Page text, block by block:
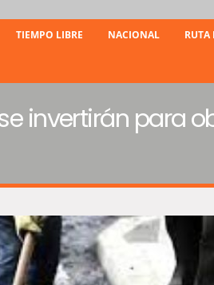
TIEMPO LIBRE NACIONAL RUTA
invertirán para